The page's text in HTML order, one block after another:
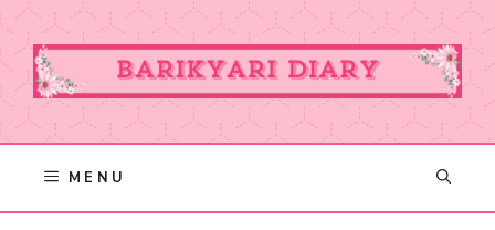
Skip
to
content
MENU